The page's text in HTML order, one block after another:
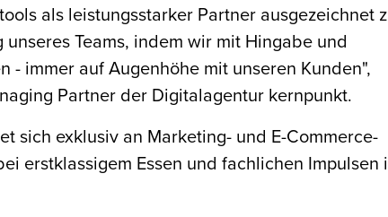
als leistungsstarker Partner ausgezeichnet
Teams, indem wir mit Hingabe und
- immer auf Augenhöhe mit unseren Kunden",
Partner der Digitalagentur kernpunkt.
sich exklusiv an Marketing- und E-Commerce-
erstklassigem Essen und fachlichen Impulsen